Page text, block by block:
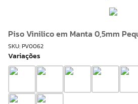
Piso Vinilico em Manta 0,5mm
SKU:PV0062